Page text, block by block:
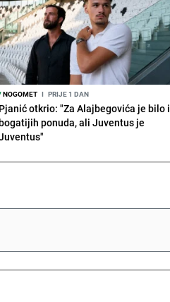
NOGOMET I PRIJE 1 DAN
Pjanić otkrio: "Za Alajbegovića je bilo i
ponuda, ali Juventus je